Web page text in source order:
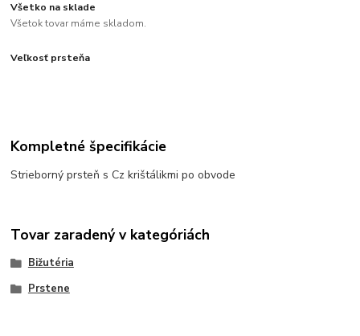
Všetko na sklade
Všetok tovar máme skladom.
Veľkosť prsteňa
Kompletné špecifikácie
Strieborný prsteň s Cz krištálikmi po obvode
Tovar zaradený v kategóriách
Bižutéria
Prstene